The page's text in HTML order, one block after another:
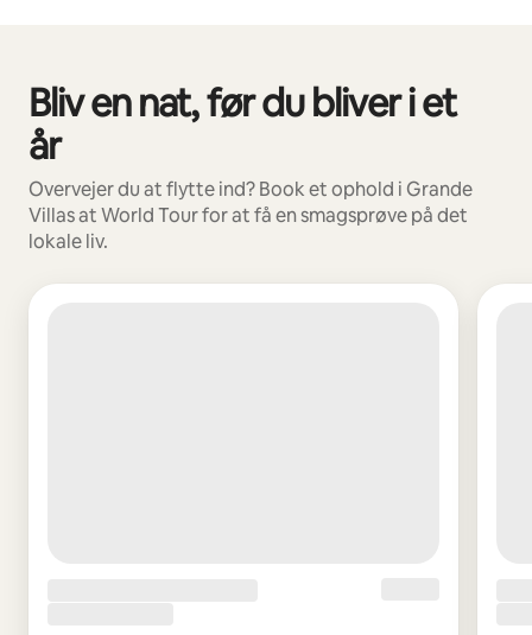
Bliv en nat, før du bliver i et
år
Overvejer du at flytte ind? Book et ophold i Grande
Villas at World Tour for at få en smagsprøve på det
lokale liv.
0 af 0 elementer vises